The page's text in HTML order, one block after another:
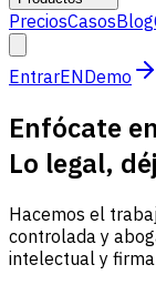
PreciosCasosBlog
EntrarENDemo
Enfócate
Lo legal,
Hacemos el
controlada y
intelectual y